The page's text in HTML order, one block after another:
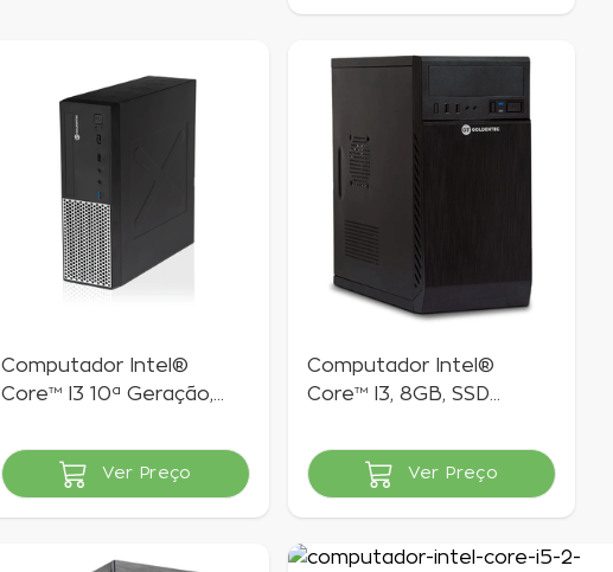
Computador Intel®
Core™ I3 10ª Geração,
Goldentec
Indisponível
Ver Preço
Computador Intel®
Core™ I3, 8GB, SSD
Indisponível
Ver Preço